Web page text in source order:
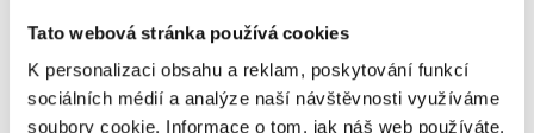
Tato webová stránka používá cookies
K personalizaci obsahu a reklam, poskytování funkcí
sociálních médií a analýze naší návštěvnosti využíváme
soubory cookie. Informace o tom, jak náš web používáte,